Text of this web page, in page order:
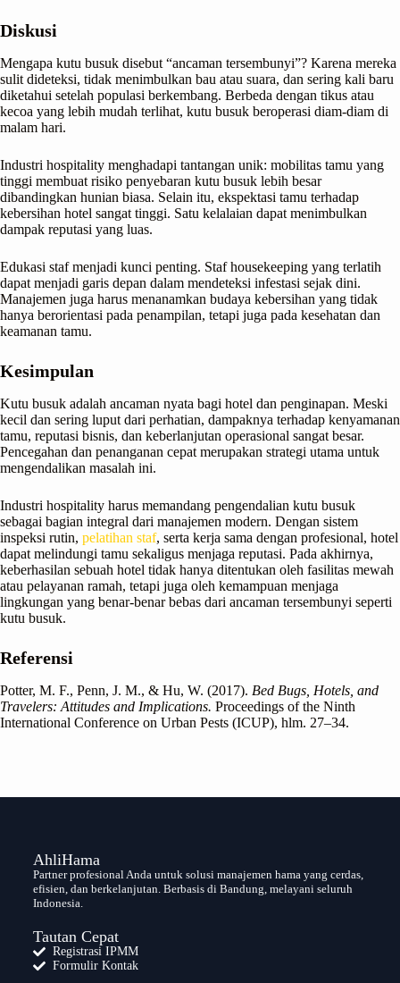
Diskusi
Mengapa kutu busuk disebut “ancaman tersembunyi”? Karena mereka
sulit dideteksi, tidak menimbulkan bau atau suara, dan sering kali baru
diketahui setelah populasi berkembang. Berbeda dengan tikus atau
kecoa yang lebih mudah terlihat, kutu busuk beroperasi diam-diam di
malam hari.
Industri hospitality menghadapi tantangan unik: mobilitas tamu yang
tinggi membuat risiko penyebaran kutu busuk lebih besar
dibandingkan hunian biasa. Selain itu, ekspektasi tamu terhadap
kebersihan hotel sangat tinggi. Satu kelalaian dapat menimbulkan
dampak reputasi yang luas.
Edukasi staf menjadi kunci penting. Staf housekeeping yang terlatih
dapat menjadi garis depan dalam mendeteksi infestasi sejak dini.
Manajemen juga harus menanamkan budaya kebersihan yang tidak
hanya berorientasi pada penampilan, tetapi juga pada kesehatan dan
keamanan tamu.
Kesimpulan
Kutu busuk adalah ancaman nyata bagi hotel dan penginapan. Meski
kecil dan sering luput dari perhatian, dampaknya terhadap kenyamanan
tamu, reputasi bisnis, dan keberlanjutan operasional sangat besar.
Pencegahan dan penanganan cepat merupakan strategi utama untuk
mengendalikan masalah ini.
Industri hospitality harus memandang pengendalian kutu busuk
sebagai bagian integral dari manajemen modern. Dengan sistem
inspeksi rutin, pelatihan staf, serta kerja sama dengan profesional, hotel
dapat melindungi tamu sekaligus menjaga reputasi. Pada akhirnya,
keberhasilan sebuah hotel tidak hanya ditentukan oleh fasilitas mewah
atau pelayanan ramah, tetapi juga oleh kemampuan menjaga
lingkungan yang benar-benar bebas dari ancaman tersembunyi seperti
kutu busuk.
Referensi
Potter, M. F., Penn, J. M., & Hu, W. (2017). Bed Bugs, Hotels, and
Travelers: Attitudes and Implications. Proceedings of the Ninth
International Conference on Urban Pests (ICUP), hlm. 27–34.
AhliHama
Partner profesional Anda untuk solusi manajemen hama yang cerdas,
efisien, dan berkelanjutan. Berbasis di Bandung, melayani seluruh
Indonesia.
Tautan Cepat
Registrasi IPMM
Formulir Kontak